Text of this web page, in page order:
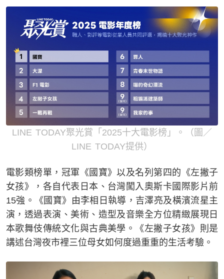
LINE TODAY聚光賞「2025十大電影榜」。（圖／
LINE TODAY提供）
電影類榜單，冠軍《國寶》以及名列第四的《左撇子
女孩》，各自代表日本、台灣闖入奧斯卡國際影片前
15強。《國寶》由李相日執導，吉澤亮及橫濱流星主
演，透過表演、美術、造型及音樂全方位精緻展現日
本歌舞伎傳統文化與古典美學。《左撇子女孩》則是
講述台灣夜市裡三位母女如何度過重重的生活考驗。